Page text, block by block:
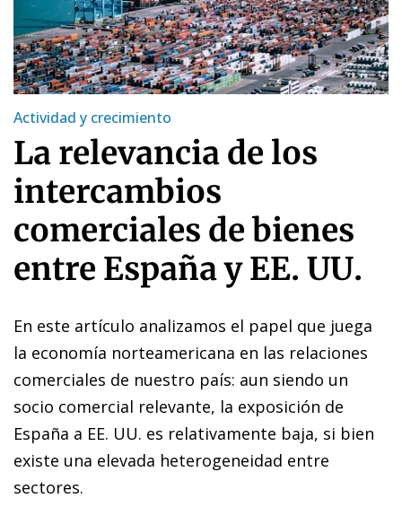
Actividad y crecimiento
La relevancia de los
intercambios
comerciales de bienes
entre España y EE. UU.
En este artículo analizamos el papel que juega
la economía norteamericana en las relaciones
comerciales de nuestro país: aun siendo un
socio comercial relevante, la exposición de
España a EE. UU. es relativamente baja, si bien
existe una elevada heterogeneidad entre
sectores.